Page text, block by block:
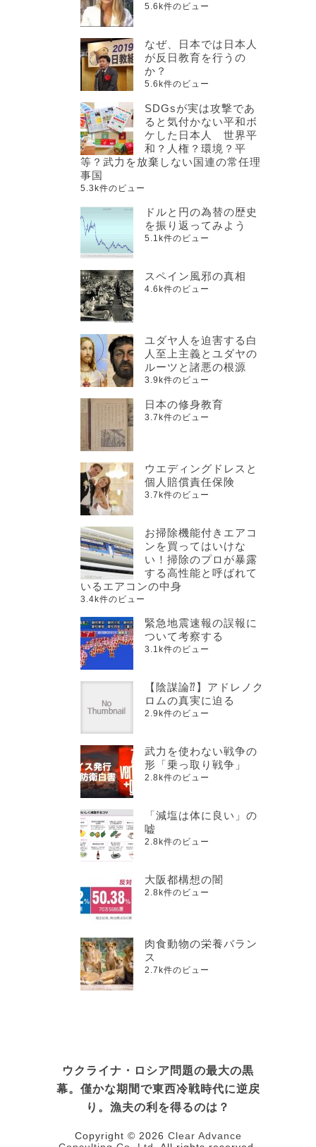
5.6k件のビュー
なぜ、日本では日本人
が反日教育を行うの
か？
5.6k件のビュー
SDGsが実は攻撃であ
ると気付かない平和ボ
ケした日本人 世界平
和？人権？環境？平
等？武力を放棄しない国連の常任理
事国
5.3k件のビュー
ドルと円の為替の歴史
を振り返ってみよう
5.1k件のビュー
スペイン風邪の真相
4.6k件のビュー
ユダヤ人を迫害する白
人至上主義とユダヤの
ルーツと諸悪の根源
3.9k件のビュー
日本の修身教育
3.7k件のビュー
ウエディングドレスと
個人賠償責任保険
3.7k件のビュー
お掃除機能付きエアコ
ンを買ってはいけな
い！掃除のプロが暴露
する高性能と呼ばれて
いるエアコンの中身
3.4k件のビュー
緊急地震速報の誤報に
ついて考察する
3.1k件のビュー
【陰謀論⁇】アドレノク
ロムの真実に迫る
2.9k件のビュー
武力を使わない戦争の
形「乗っ取り戦争」
2.8k件のビュー
「減塩は体に良い」の
嘘
2.8k件のビュー
大阪都構想の闇
2.8k件のビュー
肉食動物の栄養バラン
ス
2.7k件のビュー
ウクライナ・ロシア問題の最大の黒
幕。僅かな期間で東西冷戦時代に逆戻
り。漁夫の利を得るのは？
Copyright © 2026 Clear Advance